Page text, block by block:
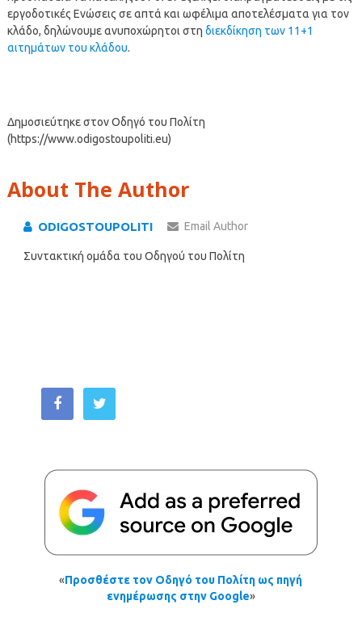
εργοδοτικές Ενώσεις σε απτά και ωφέλιμα αποτελέσματα για τον
κλάδο, δηλώνουμε ανυποχώρητοι στη διεκδίκηση των 11+1
αιτημάτων του κλάδου.
Δημοσιεύτηκε στον Οδηγό του Πολίτη
(https://www.odigostoupoliti.eu)
About The Author
ODIGOSTOUPOLITI Email Author
Συντακτική ομάδα του Οδηγού του Πολίτη
«Προσθέστε τον Οδηγό του Πολίτη ως πηγή
ενημέρωσης στην Google»